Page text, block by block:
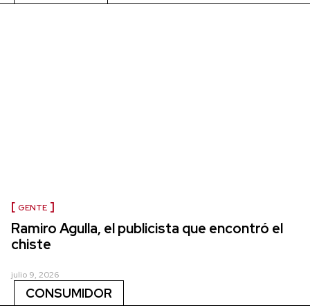
GENTE
Ramiro Agulla, el publicista que encontró el
chiste
julio 9, 2026
CONSUMIDOR